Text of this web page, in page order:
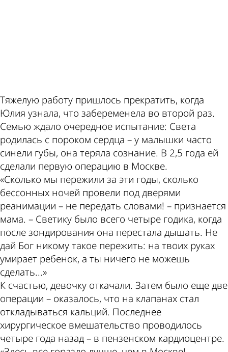
Тяжелую работу пришлось прекратить, когда
Юлия узнала, что забеременела во второй раз.
Семью ждало очередное испытание: Света
родилась с пороком сердца – у малышки часто
синели губы, она теряла сознание. В 2,5 года ей
сделали первую операцию в Москве.
«Сколько мы пережили за эти годы, сколько
бессонных ночей провели под дверями
реанимации – не передать словами! – признается
мама. – Светику было всего четыре годика, когда
после зондирования она перестала дышать. Не
дай Бог никому такое пережить: на твоих руках
умирает ребенок, а ты ничего не можешь
сделать...»
К счастью, девочку откачали. Затем было еще две
операции – оказалось, что на клапанах стал
откладываться кальций. Последнее
хирургическое вмешательство проводилось
четыре года назад – в пензенском кардиоцентре.